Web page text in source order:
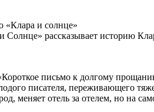
«Клара и солнце»
рассказывает историю
письмо к долгому
писателя, переживающего
меняет отель за отелем, но на